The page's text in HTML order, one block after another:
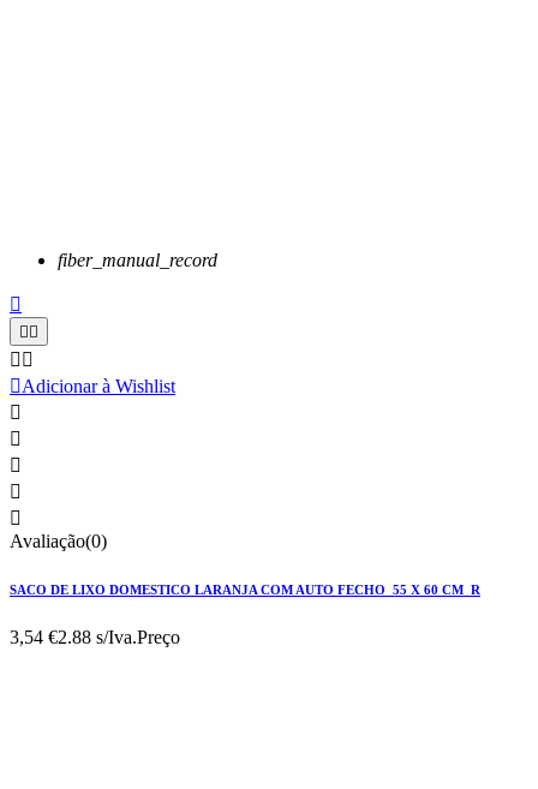
fiber_manual_record


 
Adicionar à Wishlist





Avaliação(0)
SACO DE LIXO DOMESTICO LARANJA COM AUTO FECHO 55 X 60 CM R
3,54 €2.88 s/Iva.Preço